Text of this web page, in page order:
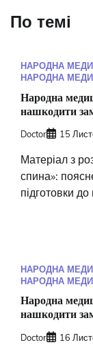
По темі
НАРОДНА
НАРОДНА
Народна
нашкодити
Doctor 15
Матеріал з
спина»:
підготовки до
НАРОДНА
НАРОДНА
Народна
нашкодити
Doctor 16